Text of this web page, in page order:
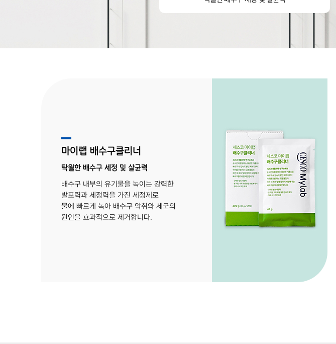
마이랩 배수구클리너
탁월한 배수구 세정 및 살균력
배수구 내부의 유기물을 녹이는 강력한
발포력과 세정력을 가진 세정제로
물에 빠르게 녹아 배수구 악취와 세균의
원인을 효과적으로 제거합니다.